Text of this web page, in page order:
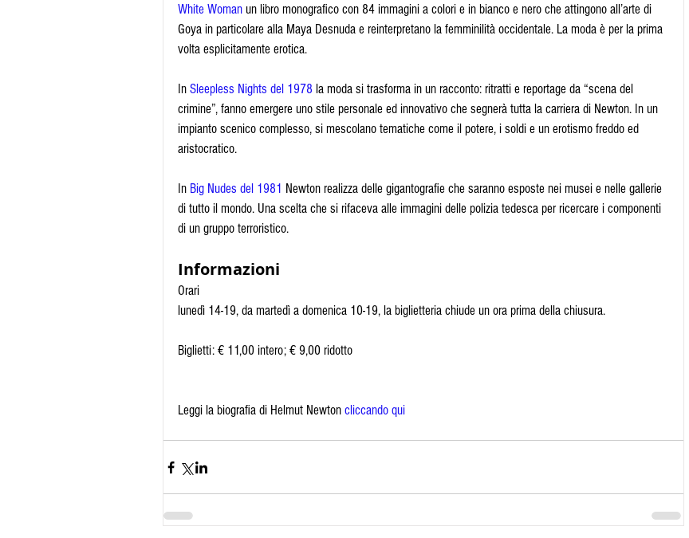
White Woman un libro monografico con 84 immagini a colori e in bianco e nero che attingono all’arte di
Goya in particolare alla Maya Desnuda e reinterpretano la femminilità occidentale. La moda è per la prima
volta esplicitamente erotica.
In Sleepless Nights del 1978 la moda si trasforma in un racconto: ritratti e reportage da “scena del
crimine”, fanno emergere uno stile personale ed innovativo che segnerà tutta la carriera di Newton. In un
impianto scenico complesso, si mescolano tematiche come il potere, i soldi e un erotismo freddo ed
aristocratico.
In Big Nudes del 1981 Newton realizza delle gigantografie che saranno esposte nei musei e nelle gallerie
di tutto il mondo. Una scelta che si rifaceva alle immagini delle polizia tedesca per ricercare i componenti
di un gruppo terroristico.
Informazioni
Orari
lunedì 14-19, da martedì a domenica 10-19, la biglietteria chiude un ora prima della chiusura.
Biglietti: € 11,00 intero; € 9,00 ridotto
Leggi la biografia di Helmut Newton cliccando qui